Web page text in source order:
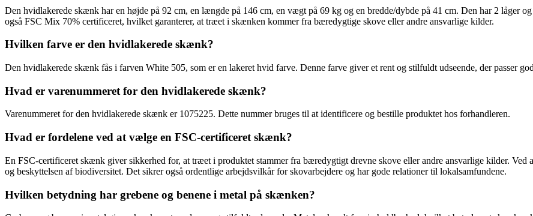
Den hvidlakerede skænk har en højde på 92 cm, en længde på 146 cm, en vægt på 69 kg og en bredde/dybde på 41 cm. Den har 2 låger
også FSC Mix 70% certificeret, hvilket garanterer, at træet i skænken kommer fra bæredygtige skove eller andre ansvarlige kilder.
Hvilken farve er den hvidlakerede skænk?
Den hvidlakerede skænk fås i farven White 505, som er en lakeret hvid farve. Denne farve giver et rent og stilfuldt udseende, der passer
Hvad er varenummeret for den hvidlakerede skænk?
Varenummeret for den hvidlakerede skænk er 1075225. Dette nummer bruges til at identificere og bestille produktet hos forhandleren.
Hvad er fordelene ved at vælge en FSC-certificeret skænk?
En FSC-certificeret skænk giver sikkerhed for, at træet i produktet stammer fra bæredygtigt drevne skove eller andre ansvarlige kilder.
og beskyttelsen af ​​biodiversitet. Det sikrer også ordentlige arbejdsvilkår for skovarbejdere og har gode relationer til lokalsamfundene.
Hvilken betydning har grebene og benene i metal på skænken?